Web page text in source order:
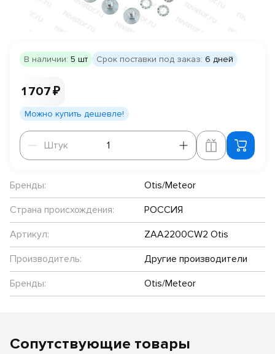
В наличии: 5 шт Срок поставки под заказ: 6 дней
1 707 ₽
Можно купить дешевле!
Штук
Штук
Бренды:
Otis/Meteor
Страна происхождения:
РОССИЯ
Артикул:
ZAA2200CW2 Otis
Производитель:
Другие производители
Бренды:
Otis/Meteor
Сопутствующие товары